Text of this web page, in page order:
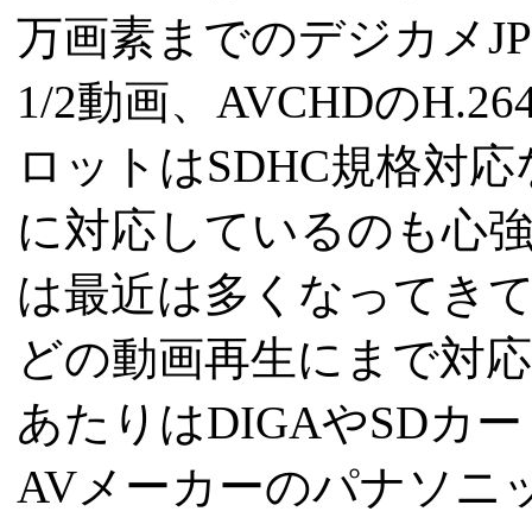
万画素までのデジカメ
1/2動画、AVCHDの
ロットはSDHC規格対
に対応しているのも心
は最近は多くなってき
どの動画再生にまで対
あたりはDIGAやSDカ
AVメーカーのパナソニ